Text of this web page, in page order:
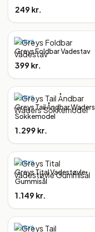
249 kr.
GREYS
Greys Foldbar Vadestav
399 kr.
GREYS
Greys Tail Åndbar Waders
Sokkemodel
1.299 kr.
GREYS
Greys Tital Vadestøvle
Gummisål
1.149 kr.
GREYS